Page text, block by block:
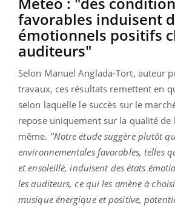
favorables induisent
émotionnels positifs
auditeurs"
Selon Manuel Anglada-Tort, auteur
travaux, ces résultats remettent en
selon laquelle le succès sur le
repose uniquement sur la qualité de
même. "Notre étude suggère plutôt
environnementales favorables, telles
et ensoleillé, induisent des états
les auditeurs, ce qui les amène à
musique énergique et positive,